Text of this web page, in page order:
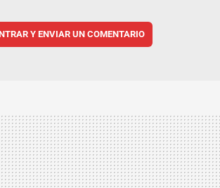
Y ENVIAR UN COMENTARIO